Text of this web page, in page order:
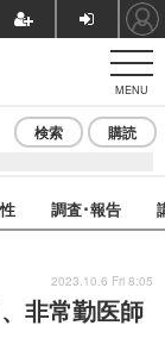
MENU
検索 購読
調査･報告
非常勤医師
2023.10.6 Fri 8:05